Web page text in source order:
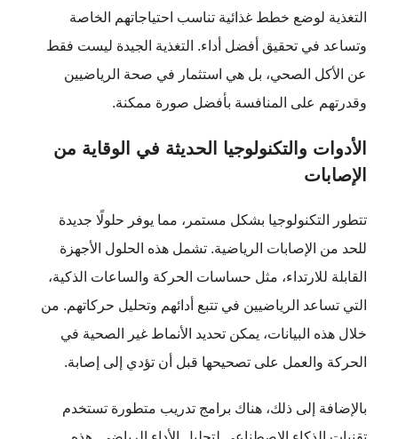
التغذية لوضع خطط غذائية تناسب احتياجاتهم الخاصة
وتساعد في تحقيق أفضل أداء. التغذية الجيدة ليست فقط
عن الأكل الصحي، بل هي استثمار في صحة الرياضيين
وقدرتهم على المنافسة بأفضل صورة ممكنة.
الأدوات والتكنولوجيا الحديثة في الوقاية من
الإصابات
تتطور التكنولوجيا بشكل مستمر، مما يوفر حلولًا جديدة
للحد من الإصابات الرياضية. تشمل هذه الحلول الأجهزة
القابلة للارتداء، مثل حساسات الحركة والساعات الذكية،
التي تساعد الرياضيين في تتبع أدائهم وتحليل حركاتهم. من
خلال هذه البيانات، يمكن تحديد الأنماط غير الصحية في
الحركة والعمل على تصحيحها قبل أن تؤدي إلى إصابة.
بالإضافة إلى ذلك، هناك برامج تدريب متطورة تستخدم